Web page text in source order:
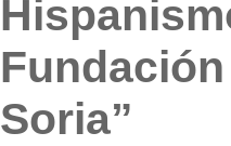
Soria”